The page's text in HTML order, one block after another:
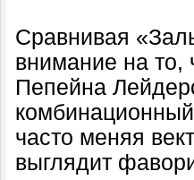
Сравнивая
внимание на то,
Пепейна
часто меняя
выглядит